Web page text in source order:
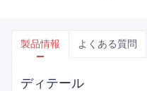
製品情報 よくある質問
ディテール